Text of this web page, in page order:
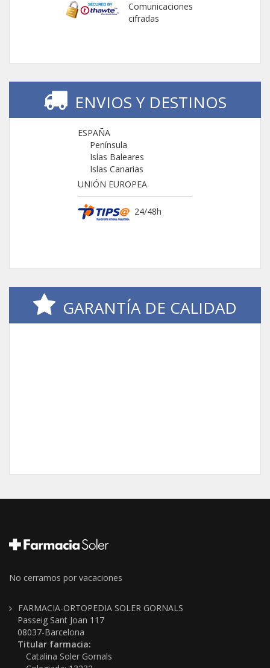
Comunicaciones
cifradas
ENVIOS Y DESTINOS
ESPAÑA
Península
Islas Baleares
Islas Canarias
UNIÓN EUROPEA
24/48h
GARANTÍA DE CALIDAD
No cerramos por vacaciones
FARMACIA-ORTOPEDIA SOLER GORNALS
Passeig Sant Joan 117
08037-Barcelona
Titular farmacia:
Catalina Soler Gornals